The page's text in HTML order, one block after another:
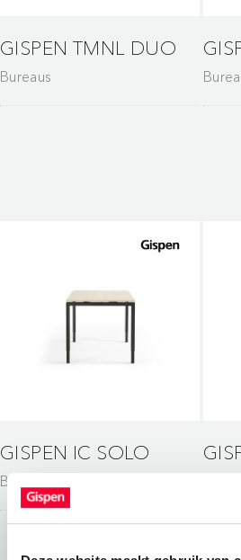
GISPEN TMNL DUO
Bureaus
GISPEN IC SOLO
Bureaus